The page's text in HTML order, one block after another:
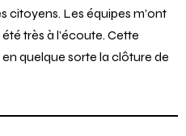
citoyens. Les équipes m’ont
très à l’écoute. Cette
quelque sorte la clôture de